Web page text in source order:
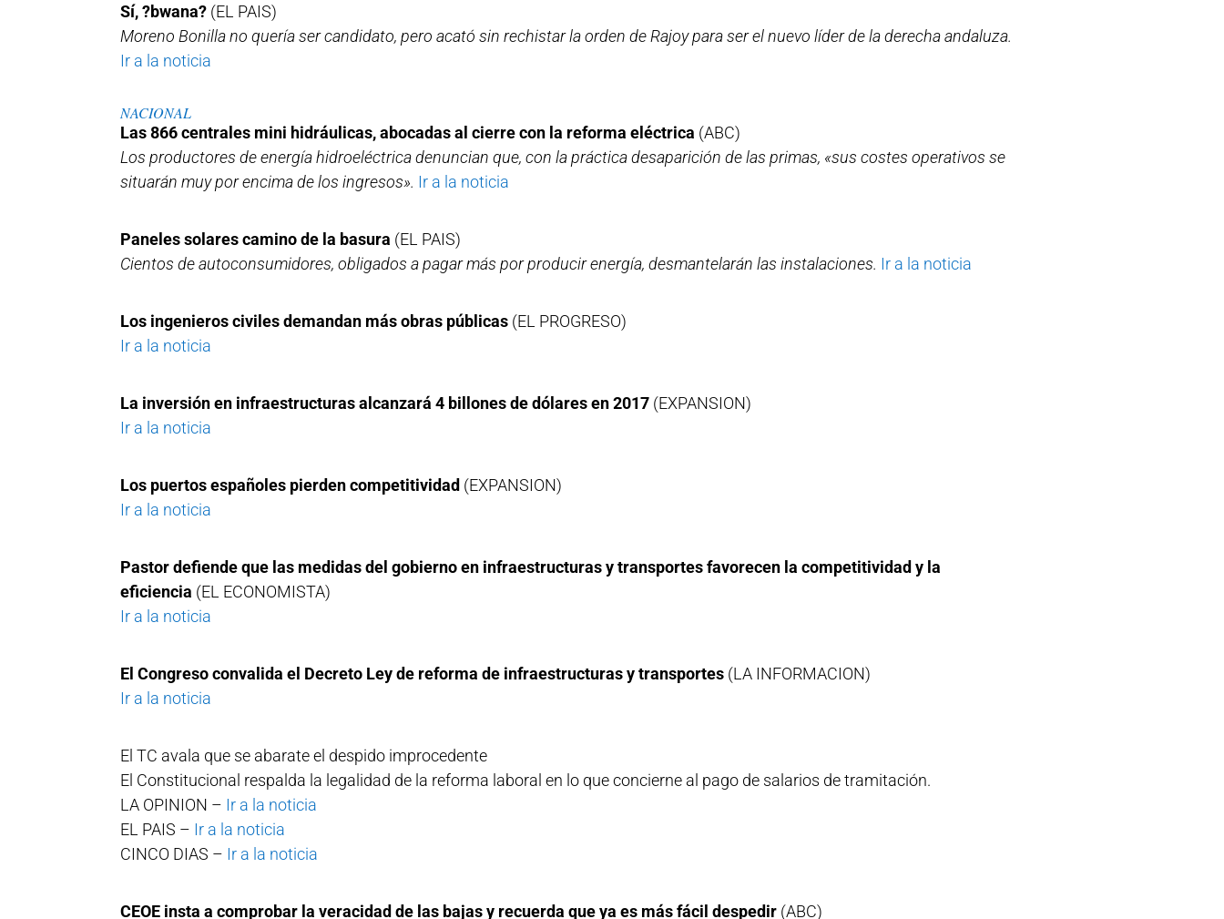
Sí, ?bwana? (EL PAIS)
Moreno Bonilla no quería ser candidato, pero acató sin rechistar la orden de Rajoy para ser el nuevo líder de la derecha andaluza.
Ir a la noticia
NACIONAL
Las 866 centrales mini hidráulicas, abocadas al cierre con la reforma eléctrica (ABC)
Los productores de energía hidroeléctrica denuncian que, con la práctica desaparición de las primas, «sus costes operativos se
situarán muy por encima de los ingresos». Ir a la noticia
Paneles solares camino de la basura (EL PAIS)
Cientos de autoconsumidores, obligados a pagar más por producir energía, desmantelarán las instalaciones. Ir a la noticia
Los ingenieros civiles demandan más obras públicas (EL PROGRESO)
Ir a la noticia
La inversión en infraestructuras alcanzará 4 billones de dólares en 2017 (EXPANSION)
Ir a la noticia
Los puertos españoles pierden competitividad (EXPANSION)
Ir a la noticia
Pastor defiende que las medidas del gobierno en infraestructuras y transportes favorecen la competitividad y la
eficiencia (EL ECONOMISTA)
Ir a la noticia
El Congreso convalida el Decreto Ley de reforma de infraestructuras y transportes (LA INFORMACION)
Ir a la noticia
El TC avala que se abarate el despido improcedente
El Constitucional respalda la legalidad de la reforma laboral en lo que concierne al pago de salarios de tramitación.
LA OPINION – Ir a la noticia
EL PAIS – Ir a la noticia
CINCO DIAS – Ir a la noticia
CEOE insta a comprobar la veracidad de las bajas y recuerda que ya es más fácil despedir (ABC)